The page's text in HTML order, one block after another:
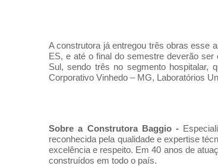
A construtora já entregou três obras esse
ES, e até o final do semestre deverão
Sul, sendo três no segmento hospitalar,
Corporativo Vinhedo – MG, Laboratórios
Sobre a Construtora Baggio -
reconhecida pela qualidade e expertise
excelência e respeito. Em 40 anos de
construídos em todo o país.